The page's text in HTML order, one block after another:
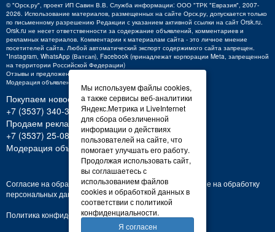
©"Орск.ру", проект ИП Савин В.В. Служба информации: ООО "ТРК "Евразия", 2007-
2026. Использование материалов, размещенных на сайте Орск.ру, допускается только
по письменному разрешению Редакции с указанием активной ссылки на сайт Orsk.ru.
Orsk.ru не несет ответственности за содержание объявлений, комментариев и
рекламных материалов. Комментарии к материалам сайта - это личное мнение
посетителей сайта. Любой автоматический экспорт содержимого сайта запрещен.
*Instagram, WhatsApp (Ватсап), Facebook (принадлежат корпорации Meta, запрещенной
на территории Российской Федерации)
Отзывы и предложения о работе портала:
Модерация объявлений +7 (3537) 32-71-28
Покупаем новости:
+7 (3537) 340-300,340300@orsk.ru
Продаем рекламу:
+7 (3537) 25-08-07;250807@orsk.ru
Модерация объявлений: +7 (3537) 32-71-28
Согласие на обработку персональных данных
Согласие на обработку
персональных данных
Политика конфиденциальности
Мы используем файлы cookies,
а также сервисы веб-аналитики
Яндекс.Метрика и LiveInternet
для сбора обезличенной
информации о действиях
пользователей на сайте, что
помогает улучшать его работу.
Продолжая использовать сайт,
вы соглашаетесь с
использованием файлов
cookies и обработкой данных в
соответствии с политикой
конфиденциальности.
Я согласен